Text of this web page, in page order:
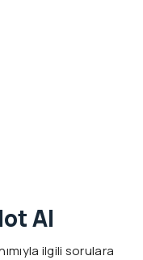
AI
ilgili sorulara